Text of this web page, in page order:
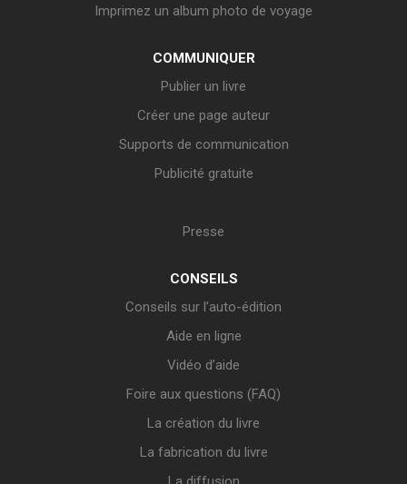
Imprimez un album photo de voyage
COMMUNIQUER
Publier un livre
Créer une page auteur
Supports de communication
Publicité gratuite
Presse
CONSEILS
Conseils sur l’auto-édition
Aide en ligne
Vidéo d’aide
Foire aux questions (FAQ)
La création du livre
La fabrication du livre